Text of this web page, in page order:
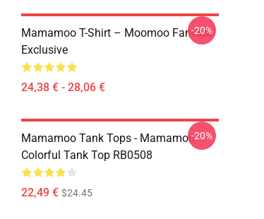
Mamamoo T-Shirt – Moomoo Fanclub
Exclusive
24,38 € - 28,06 €
-20%
Mamamoo Tank Tops - Mamamoo
Colorful Tank Top RB0508
22,49 € $24.45
-20%